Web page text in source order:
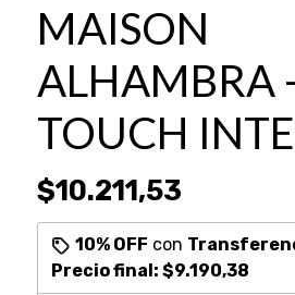
MAISON
ALHAMBRA
TOUCH
$10.211,53
10% OFF con
Precio final: $9.190,38